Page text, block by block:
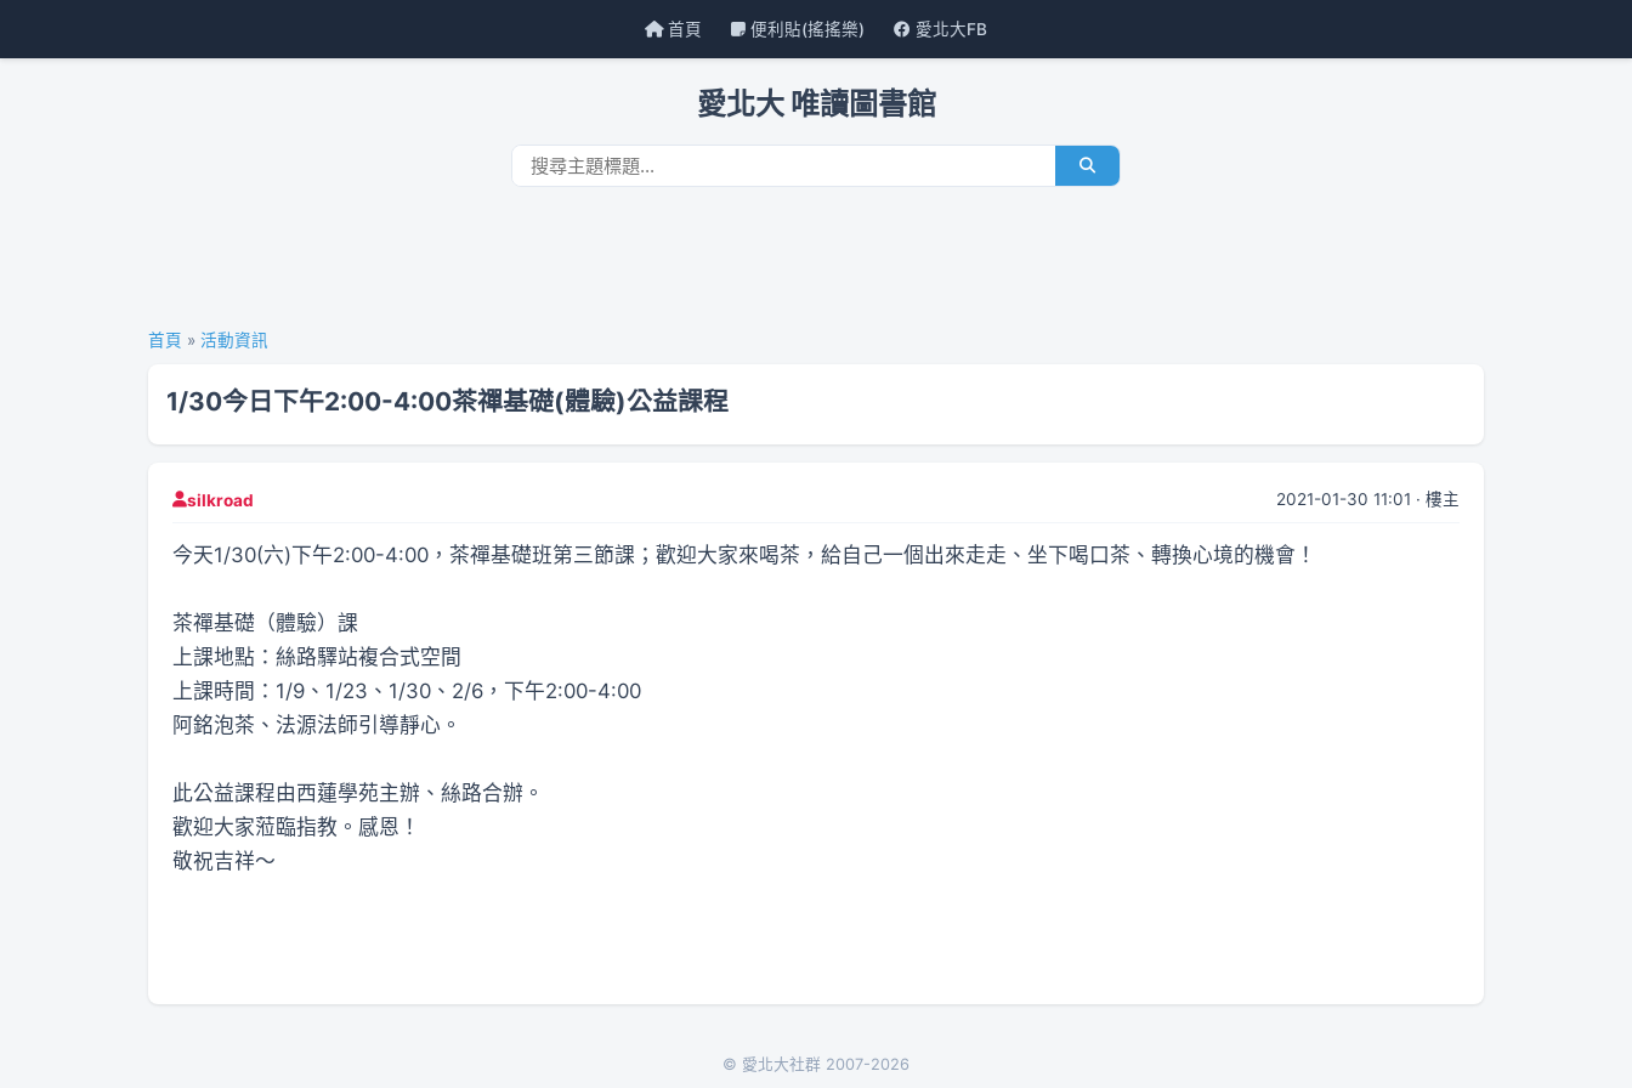
首頁 便利貼(搖搖樂) 愛北大FB
愛北大 唯讀圖書館
首頁 » 活動資訊
1/30今日下午2:00-4:00茶禪基礎(體驗)公益課程
silkroad 2021-01-30 11:01 · 樓主
今天1/30(六)下午2:00-4:00 ，茶禪基礎班第三節課；歡迎大家來喝茶，給自己一個出來走走、坐下喝口茶、轉換心境的機會！
茶禪基礎（體驗）課
上課地點：絲路驛站複合式空間
上課時間： 1/9 、 1/23 、 1/30 、 2/6 ，下午2:00-4:00
阿銘泡茶、法源法師引導靜心。
此公益課程由西蓮學苑主辦、絲路合辦。
歡迎大家蒞臨指教。感恩！
敬祝吉祥～
© 愛北大社群 2007-2026